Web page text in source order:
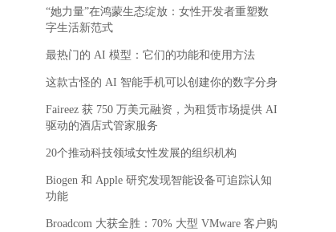
“她力量”在鸿蒙生态绽放：女性开发者重塑数
字生活新范式
最热门的 AI 模型：它们的功能和使用方法
这款古怪的 AI 智能手机可以创建你的数字分身
Faireez 获 750 万美元融资，为租赁市场提供 AI
驱动的酒店式管家服务
20个推动科技领域女性发展的组织机构
Biogen 和 Apple 研究发现智能设备可追踪认知
功能
Broadcom 大获全胜：70% 大型 VMware 客户购